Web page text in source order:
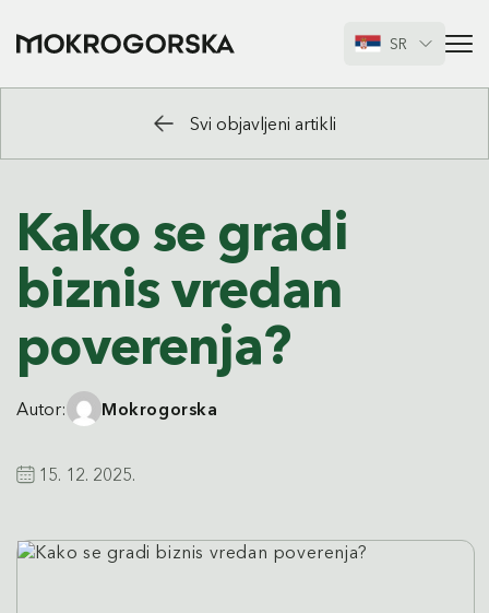
SR
Svi objavljeni artikli
Kako se gradi
biznis vredan
poverenja?
Autor: Mokrogorska
15. 12. 2025.